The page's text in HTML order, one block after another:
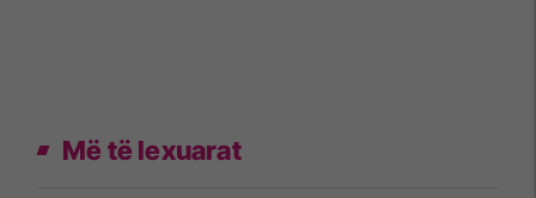
Më të lexuarat